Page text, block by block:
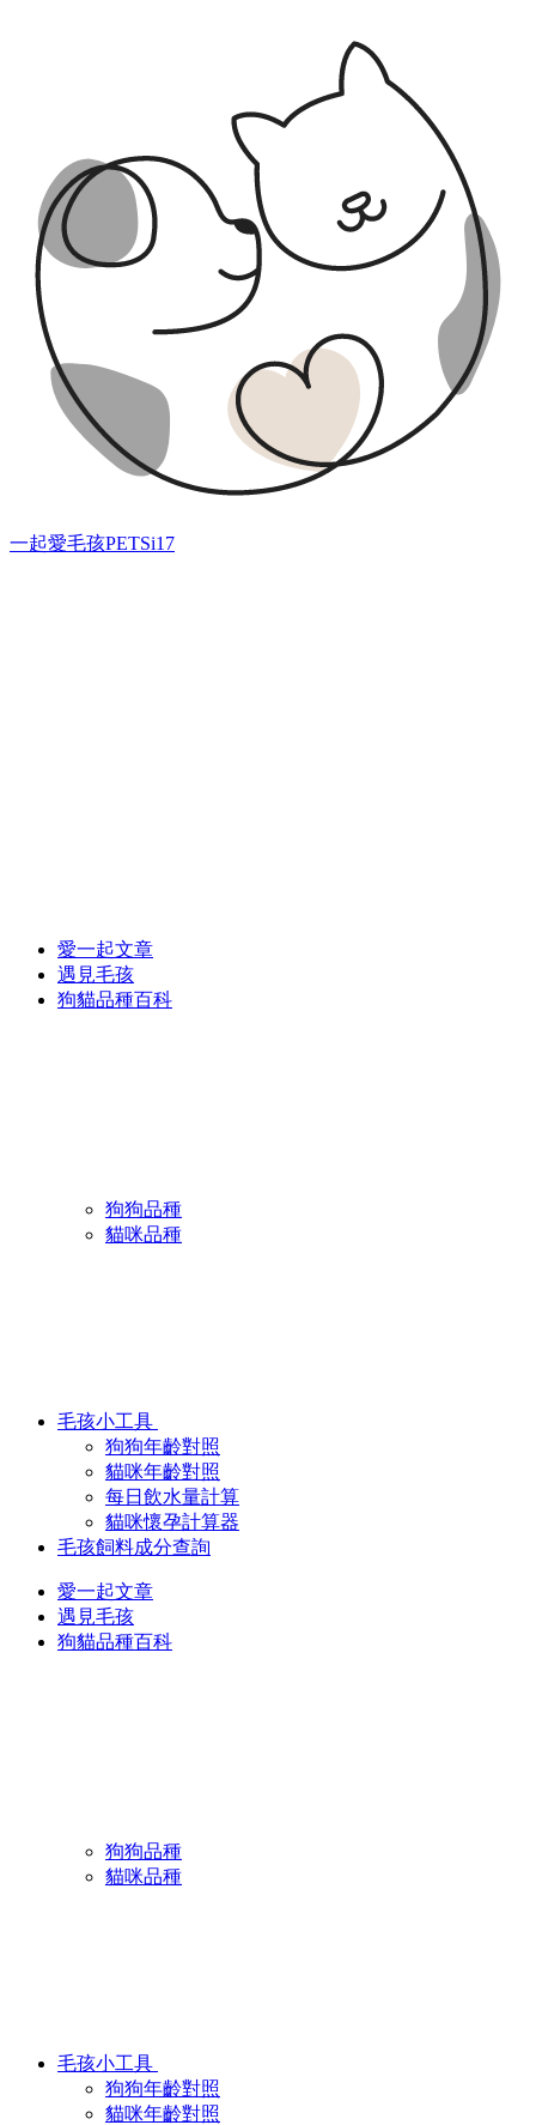
一起愛毛孩PETSi17
愛一起文章
遇見毛孩
狗貓品種百科
狗狗品種
貓咪品種
毛孩小工具
狗狗年齡對照
貓咪年齡對照
每日飲水量計算
貓咪懷孕計算器
毛孩飼料成分查詢
愛一起文章
遇見毛孩
狗貓品種百科
狗狗品種
貓咪品種
毛孩小工具
狗狗年齡對照
貓咪年齡對照